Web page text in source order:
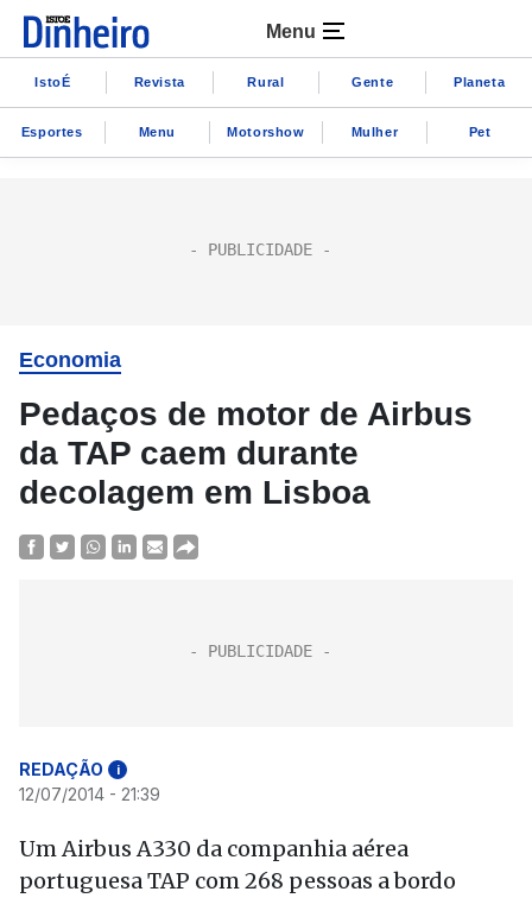
Menu
IstoÉ Revista Rural Gente Planeta
Esportes Menu Motorshow Mulher Pet
Economia
Pedaços de motor de Airbus
da TAP caem durante
decolagem em Lisboa
REDAÇÃO i
12/07/2014 - 21:39
Um Airbus A330 da companhia aérea
portuguesa TAP com 268 pessoas a bordo